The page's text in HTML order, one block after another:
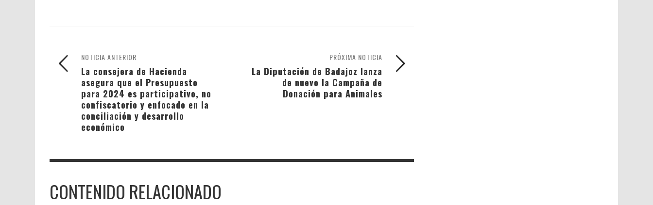
PRÓXIMA NOTICIA
La Diputación de Badajoz lanza
de nuevo la Campaña de
Donación para Animales
NOTICIA ANTERIOR
La consejera de Hacienda
asegura que el Presupuesto
para 2024 es participativo, no
confiscatorio y enfocado en la
conciliación y desarrollo
económico
CONTENIDO RELACIONADO